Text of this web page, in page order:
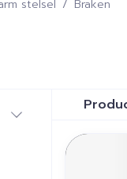
stelsel / Braken